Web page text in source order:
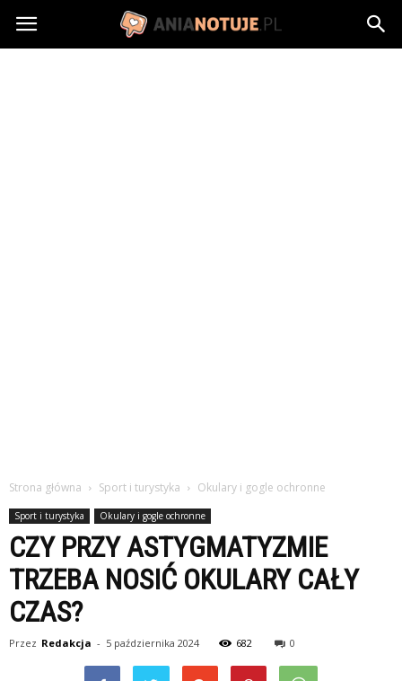
AniaNotuje.pl
Strona główna Sport i turystyka Okulary i gogle ochronne
Sport i turystyka Okulary i gogle ochronne
CZY PRZY ASTYGMATYZMIE
TRZEBA NOSIĆ OKULARY CAŁY
CZAS?
Przez Redakcja - 5 października 2024 682 0